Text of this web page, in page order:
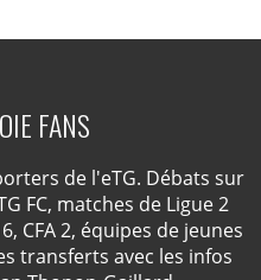
FANS
de l'eTG. Débats sur
FC, matches de Ligue 2
CFA 2, équipes de jeunes
transferts avec les infos